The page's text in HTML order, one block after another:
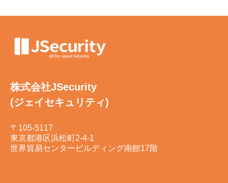
株式会社JSecurity
(ジェイセキュリティ)
〒105-5117
東京都港区浜松町2-4-1
世界貿易センタービルディング南館17階